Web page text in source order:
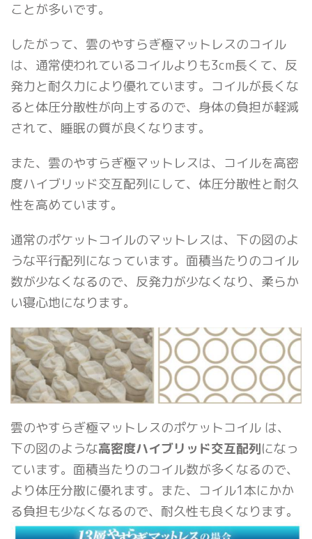
ことが多いです。
したがって、雲のやすらぎ極マットレスのコイル
は、通常使われているコイルよりも3cm長くて、反
発力と耐久力により優れています。コイルが長くな
ると体圧分散性が向上するので、身体の負担が軽減
されて、睡眠の質が良くなります。
また、雲のやすらぎ極マットレスは、コイルを高密
度ハイブリッド交互配列にして、体圧分散性と耐久
性を高めています。
通常のポケットコイルのマットレスは、下の図のよ
うな平行配列になっています。面積当たりのコイル
数が少なくなるので、反発力が少なくなり、柔らか
い寝心地になります。
雲のやすらぎ極マットレスのポケットコイル は、
下の図のような高密度ハイブリッド交互配列になっ
ています。面積当たりのコイル数が多くなるので、
より体圧分散に優れます。また、コイル1本にかか
る負担も少なくなるので、耐久性も良くなります。